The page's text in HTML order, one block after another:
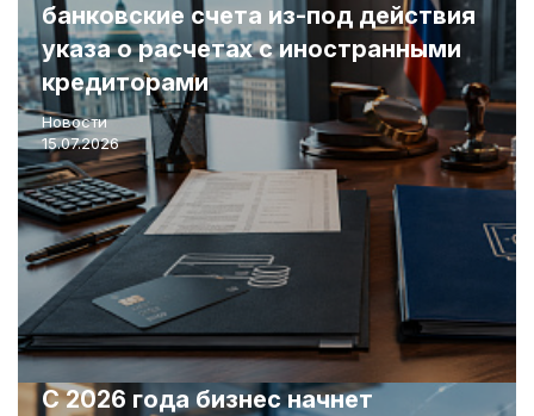
банковские счета из-под действия
указа о расчетах с иностранными
кредиторами
Новости
15.07.2026
С 2026 года бизнес начнет